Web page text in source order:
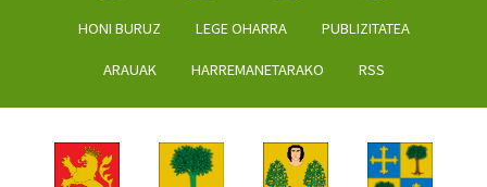
HONI BURUZ LEGE OHARRA PUBLIZITATEA
ARAUAK HARREMANETARAKO RSS